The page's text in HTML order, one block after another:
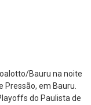
Bauru na noite
Pressão, em Bauru.
do Paulista de